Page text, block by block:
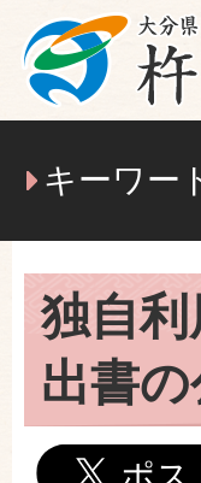
キーワー
独自
出書